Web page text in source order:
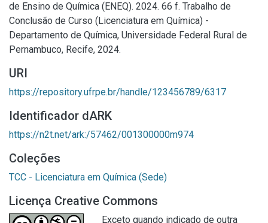
de Ensino de Química (ENEQ). 2024. 66 f. Trabalho de
Conclusão de Curso (Licenciatura em Química) -
Departamento de Química, Universidade Federal Rural de
Pernambuco, Recife, 2024.
URI
https://repository.ufrpe.br/handle/123456789/6317
Identificador dARK
https://n2t.net/ark:/57462/001300000m974
Coleções
TCC - Licenciatura em Química (Sede)
Licença Creative Commons
Exceto quando indicado de outra